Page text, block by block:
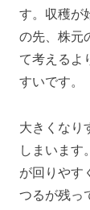
す。収穫が
の先、株元
て考えるよ
すいです。
大きくなり
しまいます
が回りやす
つるが残っ